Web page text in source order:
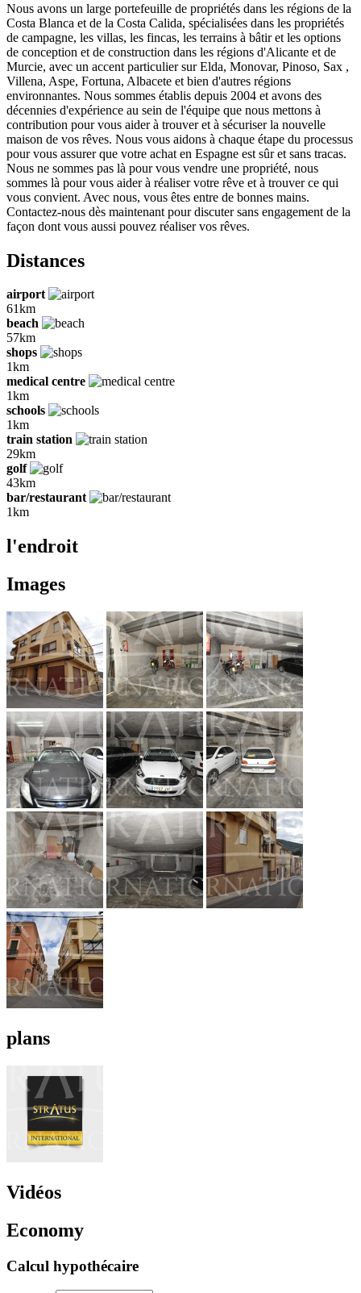
Nous avons un large portefeuille de propriétés dans les régions de la
Costa Blanca et de la Costa Calida, spécialisées dans les propriétés
de campagne, les villas, les fincas, les terrains à bâtir et les options
de conception et de construction dans les régions d'Alicante et de
Murcie, avec un accent particulier sur Elda, Monovar, Pinoso, Sax ,
Villena, Aspe, Fortuna, Albacete et bien d'autres régions
environnantes. Nous sommes établis depuis 2004 et avons des
décennies d'expérience au sein de l'équipe que nous mettons à
contribution pour vous aider à trouver et à sécuriser la nouvelle
maison de vos rêves. Nous vous aidons à chaque étape du processus
pour vous assurer que votre achat en Espagne est sûr et sans tracas.
Nous ne sommes pas là pour vous vendre une propriété, nous
sommes là pour vous aider à réaliser votre rêve et à trouver ce qui
vous convient. Avec nous, vous êtes entre de bonnes mains.
Contactez-nous dès maintenant pour discuter sans engagement de la
façon dont vous aussi pouvez réaliser vos rêves.
Distances
airport
61km
beach
57km
shops
1km
medical centre
1km
schools
1km
train station
29km
golf
43km
bar/restaurant
1km
l'endroit
Images
plans
Vidéos
Economy
Calcul hypothécaire